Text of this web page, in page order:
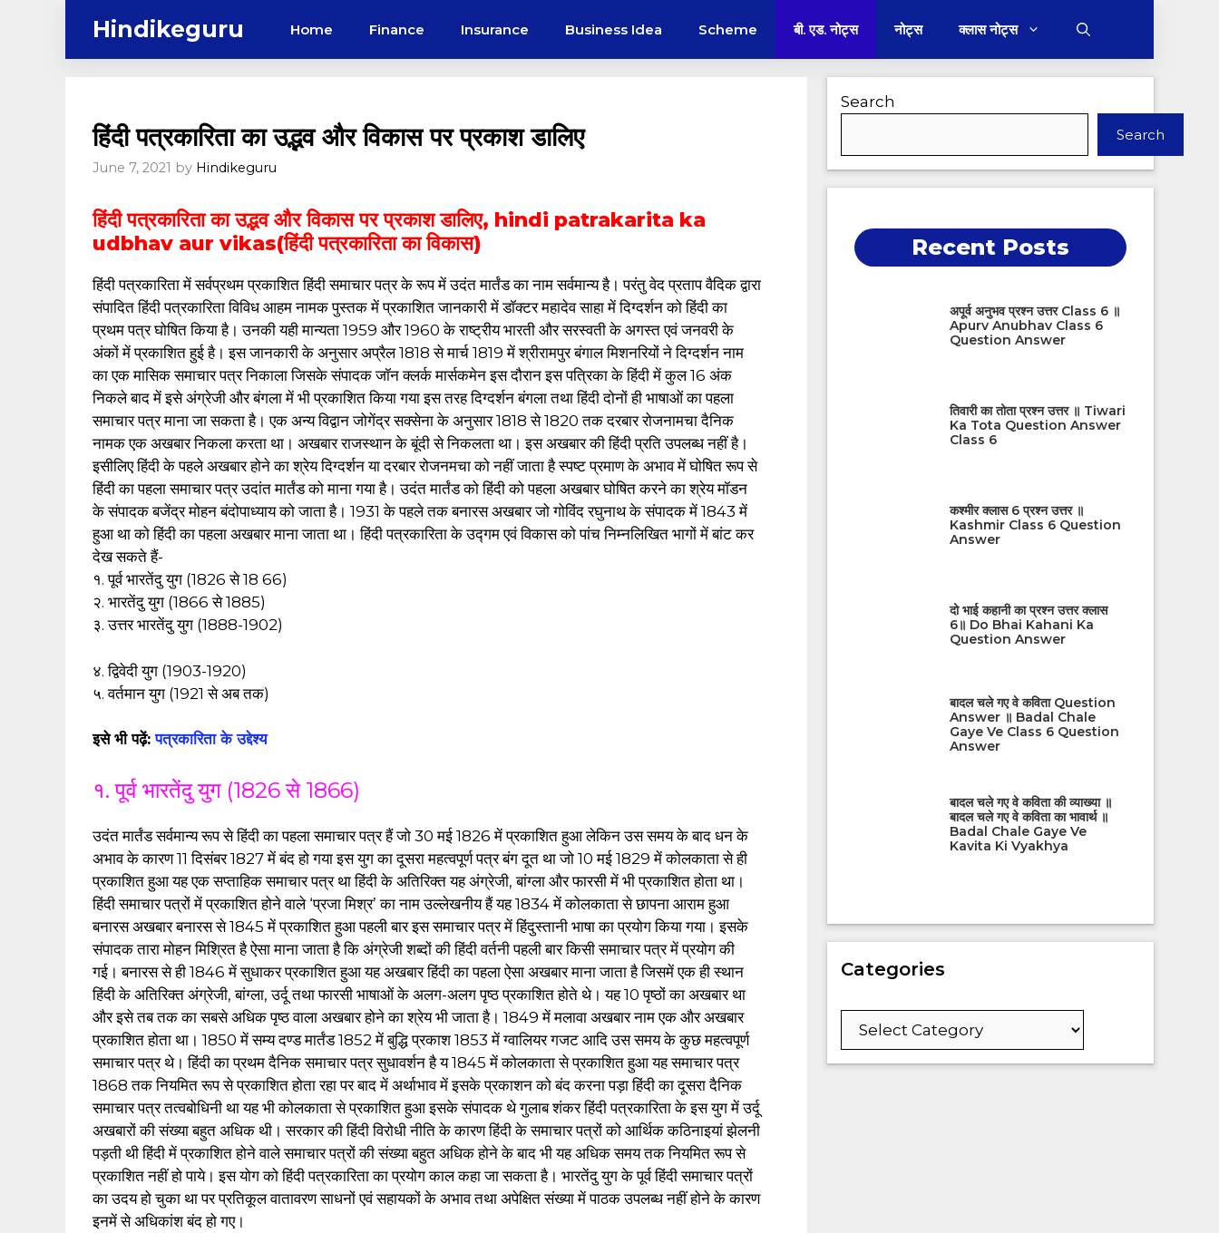
Hindikeguru Home Finance Insurance Business Idea Scheme बी. एड. नोट्स नोट्स क्लास नोट्स
हिंदी पत्रकारिता का उद्भव और विकास पर प्रकाश डालिए
June 7, 2021 by Hindikeguru
हिंदी पत्रकारिता का उद्भव और विकास पर प्रकाश डालिए, hindi patrakarita ka
udbhav aur vikas(हिंदी पत्रकारिता का विकास)
हिंदी पत्रकारिता में सर्वप्रथम प्रकाशित हिंदी समाचार पत्र के रूप में उदंत मार्तंड का नाम सर्वमान्य है। परंतु वेद प्रताप वैदिक द्वारा
संपादित हिंदी पत्रकारिता विविध आहम नामक पुस्तक में प्रकाशित जानकारी में डॉक्टर महादेव साहा में दिग्दर्शन को हिंदी का
प्रथम पत्र घोषित किया है। उनकी यही मान्यता 1959 और 1960 के राष्ट्रीय भारती और सरस्वती के अगस्त एवं जनवरी के
अंकों में प्रकाशित हुई है। इस जानकारी के अनुसार अप्रैल 1818 से मार्च 1819 में श्रीरामपुर बंगाल मिशनरियों ने दिग्दर्शन नाम
का एक मासिक समाचार पत्र निकाला जिसके संपादक जॉन क्लर्क मार्सकमेन इस दौरान इस पत्रिका के हिंदी में कुल 16 अंक
निकले बाद में इसे अंग्रेजी और बंगला में भी प्रकाशित किया गया इस तरह दिग्दर्शन बंगला तथा हिंदी दोनों ही भाषाओं का पहला
समाचार पत्र माना जा सकता है। एक अन्य विद्वान जोगेंद्र सक्सेना के अनुसार 1818 से 1820 तक दरबार रोजनामचा दैनिक
नामक एक अखबार निकला करता था। अखबार राजस्थान के बूंदी से निकलता था। इस अखबार की हिंदी प्रति उपलब्ध नहीं है।
इसीलिए हिंदी के पहले अखबार होने का श्रेय दिग्दर्शन या दरबार रोजनमचा को नहीं जाता है स्पष्ट प्रमाण के अभाव में घोषित रूप से
हिंदी का पहला समाचार पत्र उदांत मार्तंड को माना गया है। उदंत मार्तंड को हिंदी को पहला अखबार घोषित करने का श्रेय मॉडन
के संपादक बजेंद्र मोहन बंदोपाध्याय को जाता है। 1931 के पहले तक बनारस अखबार जो गोविंद रघुनाथ के संपादक में 1843 में
हुआ था को हिंदी का पहला अखबार माना जाता था। हिंदी पत्रकारिता के उद्गम एवं विकास को पांच निम्नलिखित भागों में बांट कर
देख सकते हैं-
१. पूर्व भारतेंदु युग (1826 से 18 66)
२. भारतेंदु युग (1866 से 1885)
३. उत्तर भारतेंदु युग (1888-1902)
४. द्विवेदी युग (1903-1920)
५. वर्तमान युग (1921 से अब तक)
इसे भी पढ़ें:पत्रकारिता के उद्देश्य
१. पूर्व भारतेंदु युग (1826 से 1866)
उदंत मार्तंड सर्वमान्य रूप से हिंदी का पहला समाचार पत्र हैं जो 30 मई 1826 में प्रकाशित हुआ लेकिन उस समय के बाद धन के
अभाव के कारण 11 दिसंबर 1827 में बंद हो गया इस युग का दूसरा महत्वपूर्ण पत्र बंग दूत था जो 10 मई 1829 में कोलकाता से ही
प्रकाशित हुआ यह एक सप्ताहिक समाचार पत्र था हिंदी के अतिरिक्त यह अंग्रेजी, बांग्ला और फारसी में भी प्रकाशित होता था।
हिंदी समाचार पत्रों में प्रकाशित होने वाले ‘प्रजा मिश्र’ का नाम उल्लेखनीय हैं यह 1834 में कोलकाता से छापना आराम हुआ
बनारस अखबार बनारस से 1845 में प्रकाशित हुआ पहली बार इस समाचार पत्र में हिंदुस्तानी भाषा का प्रयोग किया गया। इसके
संपादक तारा मोहन मिश्रित है ऐसा माना जाता है कि अंग्रेजी शब्दों की हिंदी वर्तनी पहली बार किसी समाचार पत्र में प्रयोग की
गई। बनारस से ही 1846 में सुधाकर प्रकाशित हुआ यह अखबार हिंदी का पहला ऐसा अखबार माना जाता है जिसमें एक ही स्थान
हिंदी के अतिरिक्त अंग्रेजी, बांग्ला, उर्दू तथा फारसी भाषाओं के अलग-अलग पृष्ठ प्रकाशित होते थे। यह 10 पृष्ठों का अखबार था
और इसे तब तक का सबसे अधिक पृष्ठ वाला अखबार होने का श्रेय भी जाता है। 1849 में मलावा अखबार नाम एक और अखबार
प्रकाशित होता था। 1850 में सम्य दण्ड मार्तंड 1852 में बुद्धि प्रकाश 1853 में ग्वालियर गजट आदि उस समय के कुछ महत्वपूर्ण
समाचार पत्र थे। हिंदी का प्रथम दैनिक समाचार पत्र सुधावर्शन है य 1845 में कोलकाता से प्रकाशित हुआ यह समाचार पत्र
1868 तक नियमित रूप से प्रकाशित होता रहा पर बाद में अर्थाभाव में इसके प्रकाशन को बंद करना पड़ा हिंदी का दूसरा दैनिक
समाचार पत्र तत्वबोधिनी था यह भी कोलकाता से प्रकाशित हुआ इसके संपादक थे गुलाब शंकर हिंदी पत्रकारिता के इस युग में उर्दू
अखबारों की संख्या बहुत अधिक थी। सरकार की हिंदी विरोधी नीति के कारण हिंदी के समाचार पत्रों को आर्थिक कठिनाइयां झेलनी
पड़ती थी हिंदी में प्रकाशित होने वाले समाचार पत्रों की संख्या बहुत अधिक होने के बाद भी यह अधिक समय तक नियमित रूप से
प्रकाशित नहीं हो पाये। इस योग को हिंदी पत्रकारिता का प्रयोग काल कहा जा सकता है। भारतेंदु युग के पूर्व हिंदी समाचार पत्रों
का उदय हो चुका था पर प्रतिकूल वातावरण साधनों एवं सहायकों के अभाव तथा अपेक्षित संख्या में पाठक उपलब्ध नहीं होने के कारण
इनमें से अधिकांश बंद हो गए।
Search
Search
Recent Posts
अपूर्व अनुभव प्रश्न उत्तर Class 6 ॥
Apurv Anubhav Class 6
Question Answer
तिवारी का तोता प्रश्न उत्तर ॥ Tiwari
Ka Tota Question Answer
Class 6
कश्मीर क्लास 6 प्रश्न उत्तर ॥
Kashmir Class 6 Question
Answer
दो भाई कहानी का प्रश्न उत्तर क्लास
6॥ Do Bhai Kahani Ka
Question Answer
बादल चले गए वे कविता Question
Answer ॥ Badal Chale
Gaye Ve Class 6 Question
Answer
बादल चले गए वे कविता की व्याख्या ॥
बादल चले गए वे कविता का भावार्थ ॥
Badal Chale Gaye Ve
Kavita Ki Vyakhya
Categories
Categories